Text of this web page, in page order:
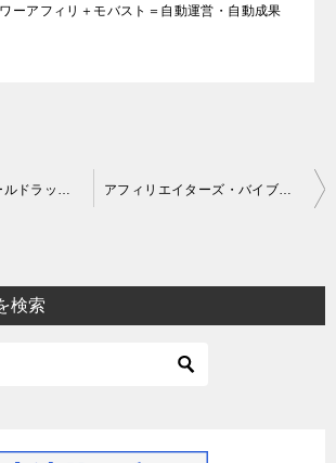
ーアフィリ＋モバスト＝自動運営・自動成果
「携帯ビジネスゴールドラッシュパッケージ」田窪洋士 アフィリエイターズ・バイブル vol.2
検索